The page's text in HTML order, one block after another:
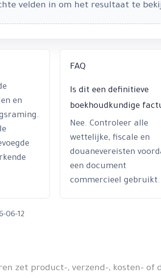
velden in om het resultaat te
en
FAQ
Is dit een definitieve
boekhoudkundige
Nee. Controleer alle
wettelijke, fiscale en
douanevereisten
een document
commercieel gebruikt.
06-12
zet product-, verzend-, kosten-